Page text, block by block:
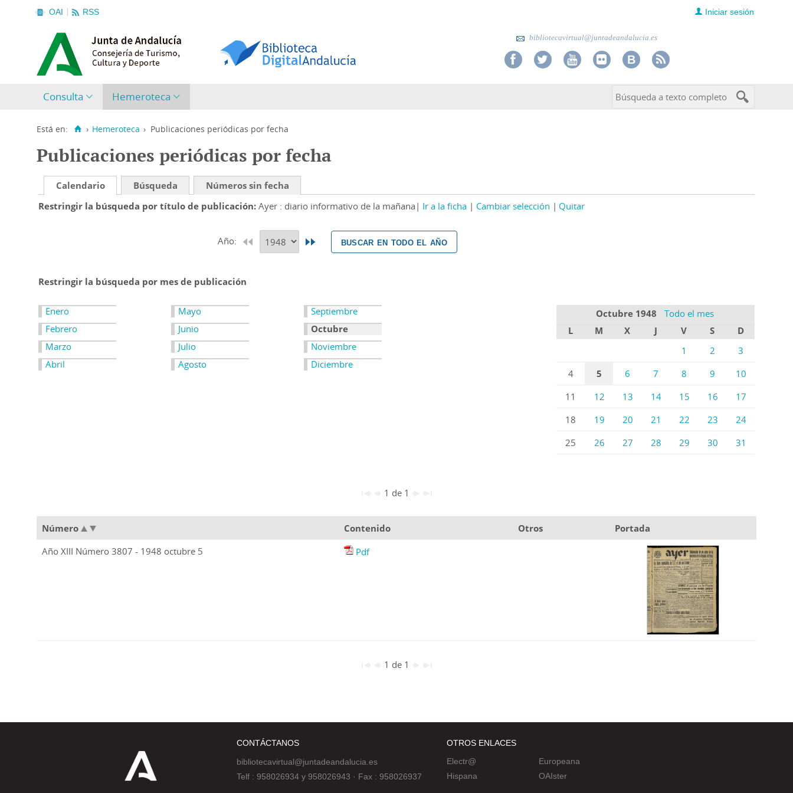
OAI RSS Iniciar sesión
bibliotecavirtual@juntadeandalucia.es
Consulta Hemeroteca
Está en: › Hemeroteca › Publicaciones periódicas por fecha
Publicaciones periódicas por fecha
Calendario Búsqueda
Números sin fecha
Restringir la búsqueda por título de publicación Ayer : diario informativo de la mañana Ir a la ficha Cambiar selección Quitar
Año: buscar en todo el año
Restringir la búsqueda por mes de publicación
Enero
Febrero
Marzo
Abril
Mayo
Junio
Julio
Agosto
Septiembre
Octubre
Noviembre
Diciembre
Octubre 1948
Todo el mes
L
M X J V S
D
1
2
3
4
5 6 7 8 9
10
11
12 13 14 15 16
17
18
19 20 21 22 23
24
25
26 27 28 29 30 31
1 de 1
Número Contenido Otros
Portada
Año XIII Número 3807 - 1948 octubre 5
Pdf
1 de 1
CONTÁCTANOS
bibliotecavirtual@juntadeandalucia.es
Telf : 958026934 y 958026943 · Fax : 958026937
OTROS ENLACES
Electr@
Hispana
Europeana
OAIster